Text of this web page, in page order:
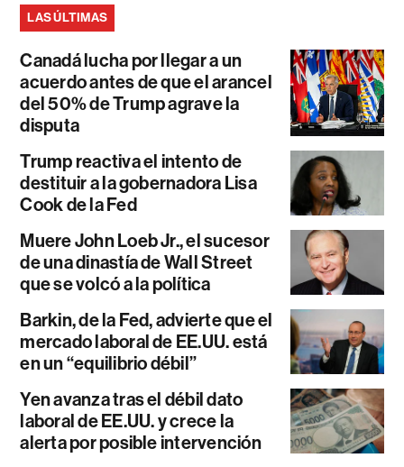
LAS ÚLTIMAS
Canadá lucha por llegar a un
acuerdo antes de que el arancel
del 50% de Trump agrave la
disputa
Trump reactiva el intento de
destituir a la gobernadora Lisa
Cook de la Fed
Muere John Loeb Jr., el sucesor
de una dinastía de Wall Street
que se volcó a la política
Barkin, de la Fed, advierte que el
mercado laboral de EE.UU. está
en un “equilibrio débil”
Yen avanza tras el débil dato
laboral de EE.UU. y crece la
alerta por posible intervención